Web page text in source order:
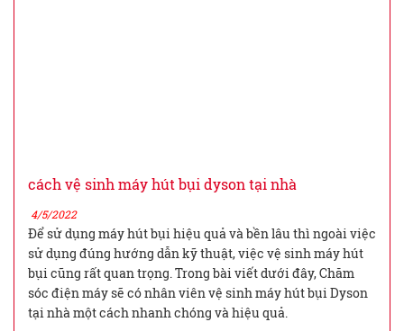
cách vệ sinh máy hút bụi dyson tại nhà
4/5/2022
Để sử dụng máy hút bụi hiệu quả và bền lâu thì ngoài việc
sử dụng đúng hướng dẫn kỹ thuật, việc vệ sinh máy hút
bụi cũng rất quan trọng. Trong bài viết dưới đây, Chăm
sóc điện máy sẽ có nhân viên vệ sinh máy hút bụi Dyson
tại nhà một cách nhanh chóng và hiệu quả.